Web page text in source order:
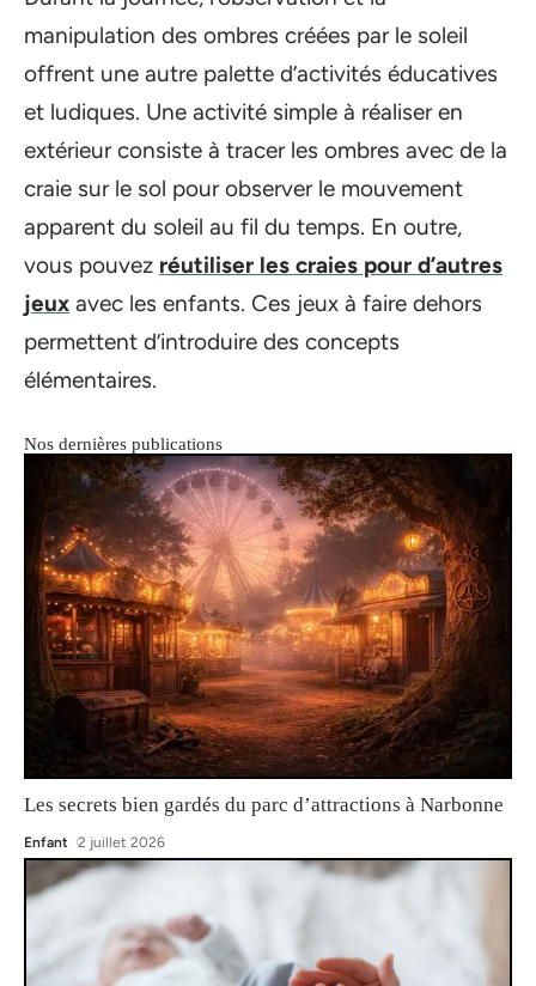
manipulation des ombres créées par le soleil
offrent une autre palette d’activités éducatives
et ludiques. Une activité simple à réaliser en
extérieur consiste à tracer les ombres avec de la
craie sur le sol pour observer le mouvement
apparent du soleil au fil du temps. En outre,
vous pouvez réutiliser les craies pour d’autres
jeux avec les enfants. Ces jeux à faire dehors
permettent d’introduire des concepts
élémentaires.
Nos dernières publications
Les secrets bien gardés du parc d’attractions à Narbonne
Enfant 2 juillet 2026